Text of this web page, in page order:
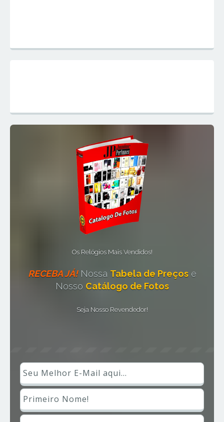
Os Relógios Mais Vendidos!
RECEBA JÁ!Nossa Tabela de Preçose
Nosso Catálogo de Fotos
Seja Nosso Revendedor!